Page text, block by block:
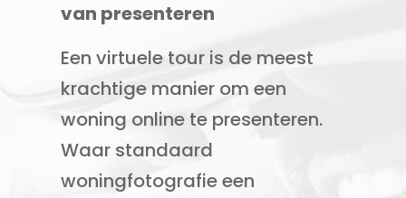
van presenteren
Een virtuele tour is de meest
krachtige manier om een
woning online te presenteren.
Waar standaard
woningfotografie een